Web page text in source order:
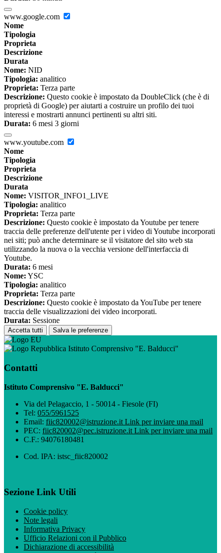
www.google.com
Nome
Tipologia
Proprieta
Descrizione
Durata
Nome: NID
Tipologia: analitico
Proprieta: Terza parte
Descrizione: Questo cookie è impostato da DoubleClick (che è di
proprietà di Google) per aiutarti a costruire un profilo dei tuoi
interessi e mostrarti annunci pertinenti su altri siti.
Durata: 6 mesi 3 giorni
www.youtube.com
Nome
Tipologia
Proprieta
Descrizione
Durata
Nome: VISITOR_INFO1_LIVE
Tipologia: analitico
Proprieta: Terza parte
Descrizione: Questo cookie è impostato da Youtube per tenere
traccia delle preferenze dell'utente per i video di Youtube incorporati
nei siti; può anche determinare se il visitatore del sito web sta
utilizzando la nuova o la vecchia versione dell'interfaccia di
Youtube.
Durata: 6 mesi
Nome: YSC
Tipologia: analitico
Proprieta: Terza parte
Descrizione: Questo cookie è impostato da YouTube per tenere
traccia delle visualizzazioni dei video incorporati.
Durata: Sessione
Accetta tutti Salva le preferenze
Istituto Comprensivo "E. Balducci"
Contatti
Istituto Comprensivo "E. Balducci"
Via del Pelagaccio, 1 - 50014 - Fiesole (FI)
Tel: 055/5961525
Email: fiic820002@istruzione.it Link per inviare una mail
PEC: fiic820002@pec.istruzione.it Link per inviare una mail
C.F.: 94076180481
Cod. IPA: istsc_fiic820002
Sezione Link Utili
Cookie policy
Note legali
Informativa Privacy
Ufficio Relazioni con il Pubblico
Dichiarazione di accessibilità